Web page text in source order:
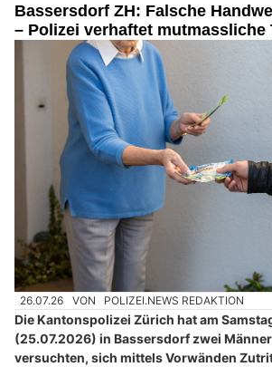
Bassersdorf ZH: Falsche
– Polizei verhaftet mutmassliche
26.07.26 VON POLIZEI.NEWS REDAKTION
Die Kantonspolizei Zürich hat am
(25.07.2026) in Bassersdorf zwei
versuchten, sich mittels Vorwänden